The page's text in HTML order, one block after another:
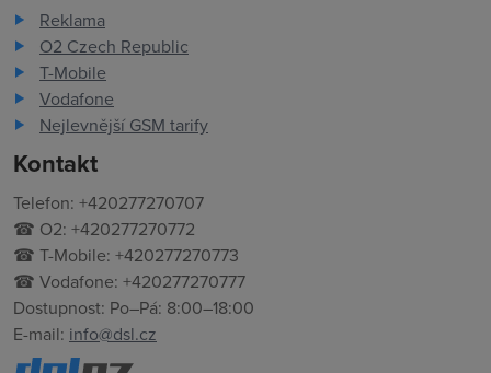
Reklama
O2 Czech Republic
T-Mobile
Vodafone
Nejlevnější GSM tarify
Kontakt
Telefon: +420277270707
☎ O2: +420277270772
☎ T-Mobile: +420277270773
☎ Vodafone: +420277270777
Dostupnost: Po–Pá: 8:00–18:00
E-mail: info@dsl.cz